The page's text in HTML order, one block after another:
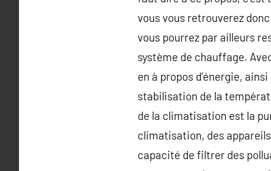
vous vous retrouverez
vous pourrez par ailleurs
système de chauffage.
en à propos d’énergie,
stabilisation de la
de la climatisation est la
climatisation, des
capacité de filtrer des